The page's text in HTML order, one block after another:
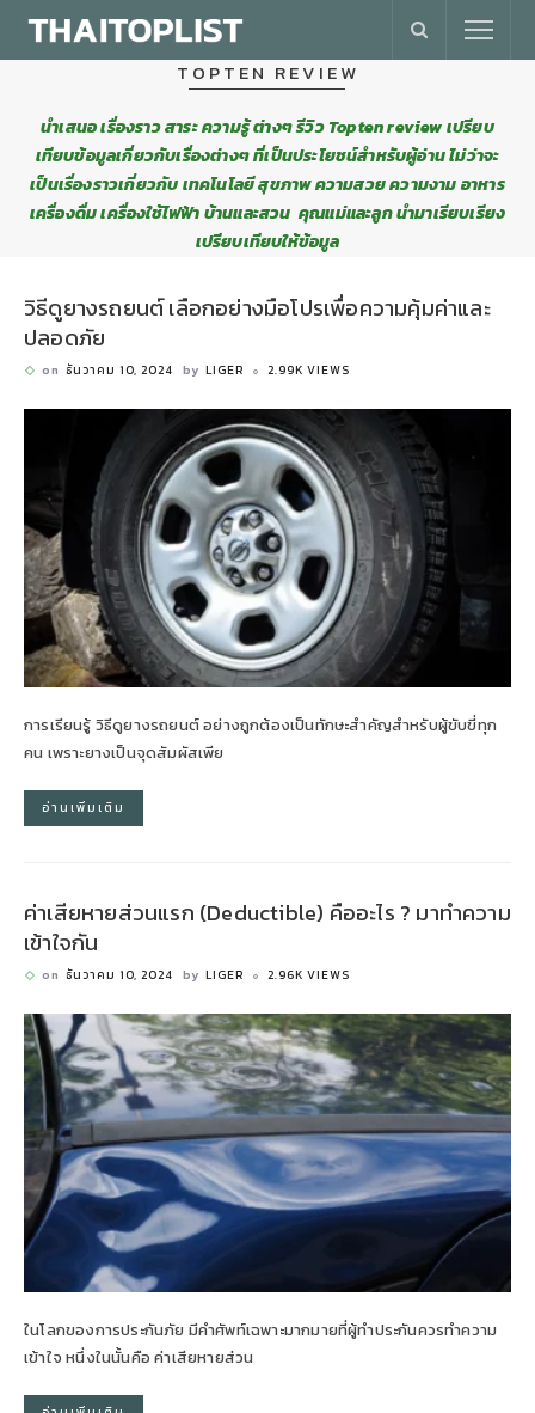
TOPTEN REVIEW
นำเสนอ เรื่องราว สาระ ความรู้ ต่างๆ รีวิว Topten review เปรียบ
เทียบข้อมูลเกี่ยวกับเรื่องต่างๆ ที่เป็นประโยชน์สำหรับผู้อ่าน ไม่ว่าจะ
เป็นเรื่องราวเกี่ยวกับ เทคโนโลยี สุขภาพ ความสวย ความงาม อาหาร
เครื่องดื่ม เครื่องใช้ไฟฟ้า บ้านและสวน คุณแม่และลูก นำมาเรียบเรียง
เปรียบเทียบให้ข้อมูล
วิธีดูยางรถยนต์ เลือกอย่างมือโปรเพื่อความคุ้มค่าและ
ปลอดภัย
on ธันวาคม 10, 2024 by LIGER 2.99K VIEWS
การเรียนรู้ วิธีดูยางรถยนต์ อย่างถูกต้องเป็นทักษะสำคัญสำหรับผู้ขับขี่ทุก
คน เพราะยางเป็นจุดสัมผัสเพีย
อ่านเพิ่มเติม
ค่าเสียหายส่วนแรก (Deductible) คืออะไร ? มาทำความ
เข้าใจกัน
on ธันวาคม 10, 2024 by LIGER 2.96K VIEWS
ในโลกของการประกันภัย มีคำศัพท์เฉพาะมากมายที่ผู้ทำประกันควรทำความ
เข้าใจ หนึ่งในนั้นคือ ค่าเสียหายส่วน